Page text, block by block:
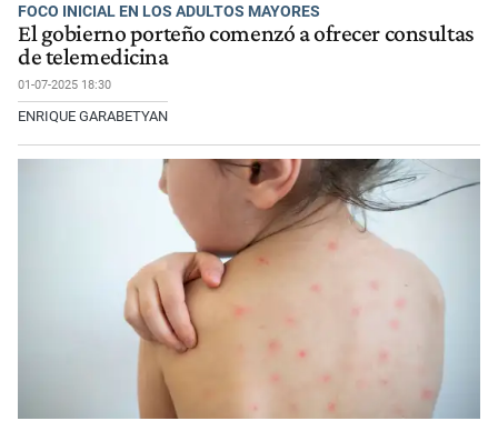
FOCO INICIAL EN LOS ADULTOS MAYORES
El gobierno porteño comenzó a ofrecer consultas
de telemedicina
01-07-2025 18:30
ENRIQUE GARABETYAN